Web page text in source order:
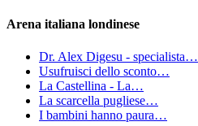
Arena italiana londinese
Dr. Alex Digesu - specialista…
Usufruisci dello sconto…
La Castellina - La…
La scarcella pugliese…
I bambini hanno paura…